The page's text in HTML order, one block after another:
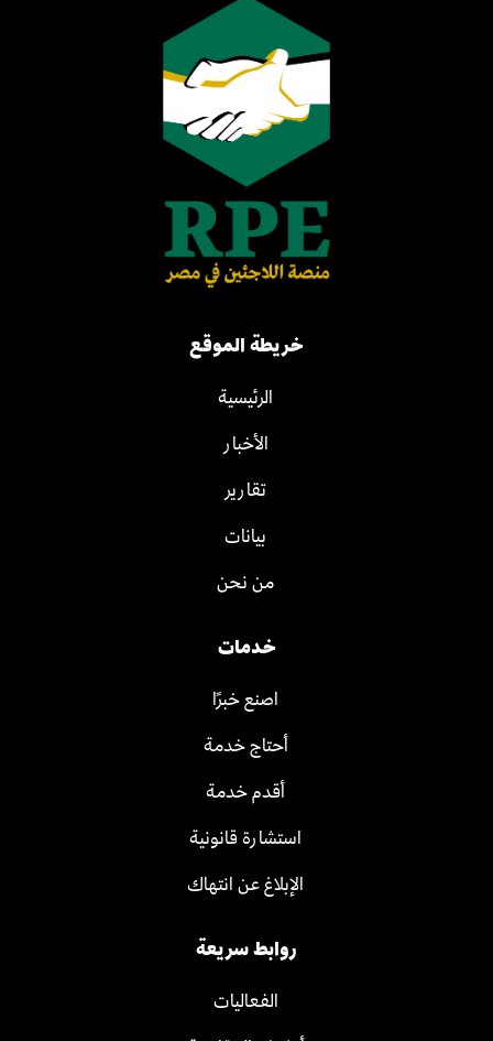
خريطة الموقع
الرئيسية
الأخبار
تقارير
بيانات
من نحن
خدمات
اصنع خبرًا
أحتاج خدمة
أقدم خدمة
استشارة قانونية
الإبلاغ عن انتهاك
روابط سريعة
الفعاليات